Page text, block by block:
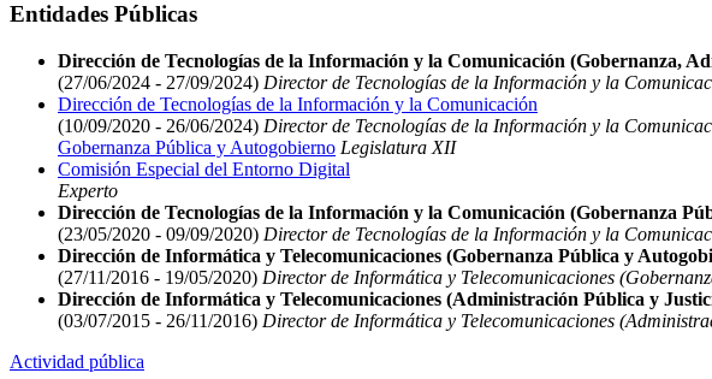
Entidades Públicas
Dirección de Tecnologías de la Información y la Comunicación (Gobernanza,
(27/06/2024 - 27/09/2024) Director de Tecnologías de la Información y la
Dirección de Tecnologías de la Información y la Comunicación
(10/09/2020 - 26/06/2024) Director de Tecnologías de la Información y la
Gobernanza Pública y Autogobierno Legislatura XII
Comisión Especial del Entorno Digital
Experto
Dirección de Tecnologías de la Información y la Comunicación (Gobernanza
(23/05/2020 - 09/09/2020) Director de Tecnologías de la Información y la
Dirección de Informática y Telecomunicaciones (Gobernanza Pública y
(27/11/2016 - 19/05/2020) Director de Informática y Telecomunicaciones
Dirección de Informática y Telecomunicaciones (Administración Pública y
(03/07/2015 - 26/11/2016) Director de Informática y Telecomunicaciones
Actividad pública